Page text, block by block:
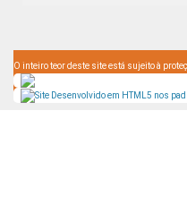
O inteiro teor deste site está sujeito à